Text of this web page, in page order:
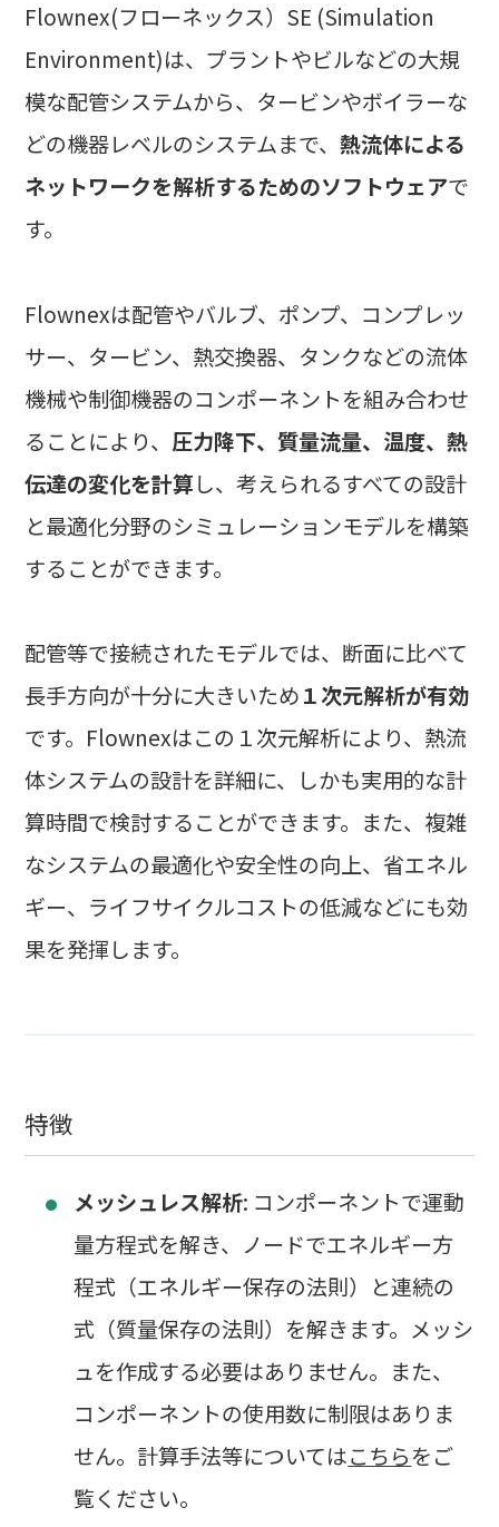
Flownex(フローネックス）SE (Simulation
Environment)は、プラントやビルなどの大規
模な配管システムから、タービンやボイラーな
どの機器レベルのシステムまで、熱流体による
ネットワークを解析するためのソフトウェアで
す。
Flownexは配管やバルブ、ポンプ、コンプレッ
サー、タービン、熱交換器、タンクなどの流体
機械や制御機器のコンポーネントを組み合わせ
ることにより、 圧力降下、質量流量、温度、熱
伝達の変化を計算し、考えられるすべての設計
と最適化分野のシミュレーションモデルを構築
することができます。
配管等で接続されたモデルでは、断面に比べて
長手方向が十分に大きいため１次元解析が有効
です。Flownexはこの１次元解析により、熱流
体システムの設計を詳細に、しかも実用的な計
算時間で検討することができます。また、複雑
なシステムの最適化や安全性の向上、省エネル
ギー、ライフサイクルコストの低減などにも効
果を発揮します。
特徴
メッシュレス解析: コンポーネントで運動
量方程式を解き、ノードでエネルギー方
程式（エネルギー保存の法則）と連続の
式（質量保存の法則）を解きます。メッシ
ュを作成する必要はありません。また、
コンポーネントの使用数に制限はありま
せん。計算手法等についてはこちらをご
覧ください。